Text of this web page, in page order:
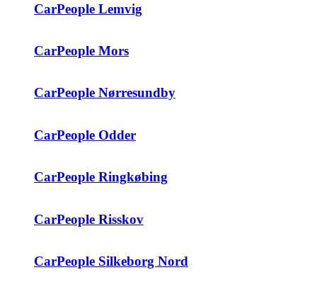
CarPeople Lemvig
CarPeople Mors
CarPeople Nørresundby
CarPeople Odder
CarPeople Ringkøbing
CarPeople Risskov
CarPeople Silkeborg Nord